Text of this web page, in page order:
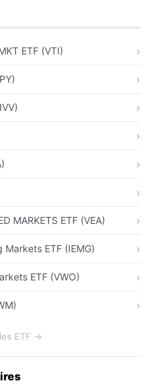
ETF (VTI)
MARKETS ETF (VEA)
Markets ETF (IEMG)
ETF (VWO)
ETF →